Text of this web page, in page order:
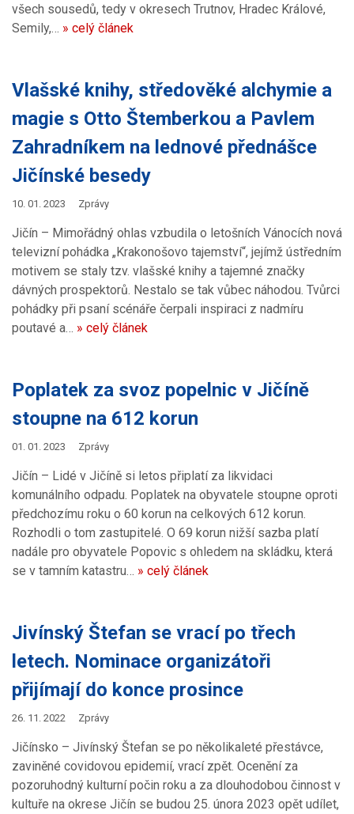
všech sousedů, tedy v okresech Trutnov, Hradec Králové,
Semily,… » celý článek
Vlašské knihy, středověké alchymie a
magie s Otto Štemberkou a Pavlem
Zahradníkem na lednové přednášce
Jičínské besedy
10. 01. 2023 Zprávy
Jičín – Mimořádný ohlas vzbudila o letošních Vánocích nová
televizní pohádka „Krakonošovo tajemství“, jejímž ústředním
motivem se staly tzv. vlašské knihy a tajemné značky
dávných prospektorů. Nestalo se tak vůbec náhodou. Tvůrci
pohádky při psaní scénáře čerpali inspiraci z nadmíru
poutavé a… » celý článek
Poplatek za svoz popelnic v Jičíně
stoupne na 612 korun
01. 01. 2023 Zprávy
Jičín – Lidé v Jičíně si letos připlatí za likvidaci
komunálního odpadu. Poplatek na obyvatele stoupne oproti
předchozímu roku o 60 korun na celkových 612 korun.
Rozhodli o tom zastupitelé. O 69 korun nižší sazba platí
nadále pro obyvatele Popovic s ohledem na skládku, která
se v tamním katastru… » celý článek
Jivínský Štefan se vrací po třech
letech. Nominace organizátoři
přijímají do konce prosince
26. 11. 2022 Zprávy
Jičínsko – Jivínský Štefan se po několikaleté přestávce,
zaviněné covidovou epidemií, vrací zpět. Ocenění za
pozoruhodný kulturní počin roku a za dlouhodobou činnost v
kultuře na okrese Jičín se budou 25. února 2023 opět udílet,